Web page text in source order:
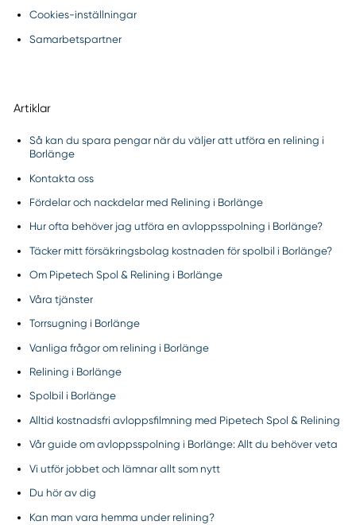
Cookies-inställningar
Samarbetspartner
Artiklar
Så kan du spara pengar när du väljer att utföra en relining i
Borlänge
Kontakta oss
Fördelar och nackdelar med Relining i Borlänge
Hur ofta behöver jag utföra en avloppsspolning i Borlänge?
Täcker mitt försäkringsbolag kostnaden för spolbil i Borlänge?
Om Pipetech Spol & Relining i Borlänge
Våra tjänster
Torrsugning i Borlänge
Vanliga frågor om relining i Borlänge
Relining i Borlänge
Spolbil i Borlänge
Alltid kostnadsfri avloppsfilmning med Pipetech Spol & Relining
Vår guide om avloppsspolning i Borlänge: Allt du behöver veta
Vi utför jobbet och lämnar allt som nytt
Du hör av dig
Kan man vara hemma under relining?